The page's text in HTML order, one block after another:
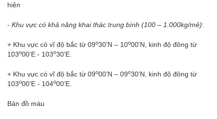
hiện
- Khu vực có khả năng khai thác trung bình (100 – 1.000kg/mẻ):
+ Khu vực có vĩ độ bắc từ 09o30’N – 10o00’N, kinh độ đông từ
103o00’E - 103o30’E.
+ Khu vực có vĩ độ bắc từ 09o00’N – 09o30’N, kinh độ đông từ
103o00’E - 104o00’E.
Bản đồ màu